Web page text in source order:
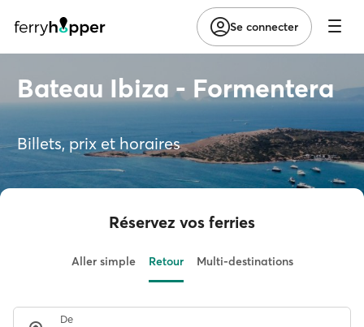
Se connecter
Bateau Ibiza - Formentera
Billets, prix et horaires
Réservez vos ferries
Aller simple Retour Multi-destinations
De